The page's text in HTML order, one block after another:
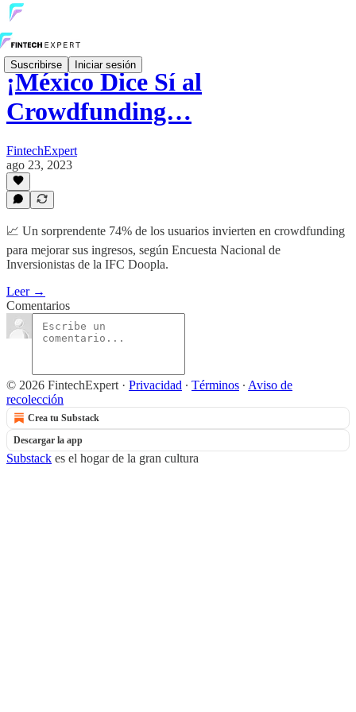
Suscribirse Iniciar sesión
¡México Dice Sí al
Crowdfunding…
FintechExpert
ago 23, 2023
📈 Un sorprendente 74% de los usuarios invierten en crowdfunding
para mejorar sus ingresos, según Encuesta Nacional de
Inversionistas de la IFC Doopla.
Leer →
Comentarios
© 2026 FintechExpert · Privacidad ∙ Términos ∙ Aviso de
recolección
Crea tu Substack
Descargar la app
Substack es el hogar de la gran cultura